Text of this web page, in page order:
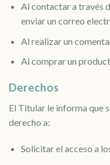
Al contactar a través
enviar un correo
Al realizar un
Al comprar un
Derechos
El Titular le informa que
derecho a:
Solicitar el acceso a